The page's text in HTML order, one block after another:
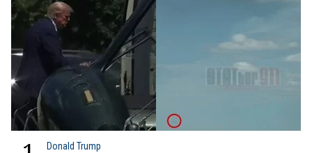
Donald Trump